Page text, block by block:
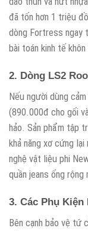
đã tốn hơn 1 triệu
dòng Fortress ngay
bài toán kinh tế khôn
2. Dòng LS2
Nếu người dùng
(890.000đ cho gối
hảo. Sản phẩm tập
khả năng xơ cứng
nghệ vật liệu phi
quần jeans ống rộng
3. Các Phụ
Bên cạnh bảo vệ tứ